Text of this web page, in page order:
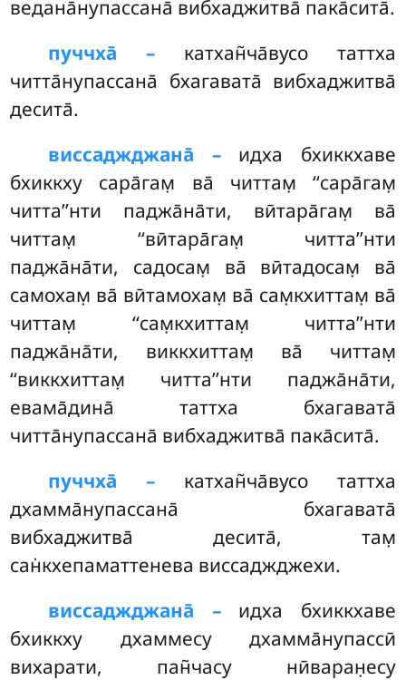
ведана̄нупассана̄ вибхаджитва̄ пака̄сита̄.
пуччха̄ –катхан̃ча̄вусо таттха
читта̄нупассана̄ бхагавата̄ вибхаджитва̄
десита̄.
виссаджджана̄ –идха бхиккхаве
бхиккху сара̄гам̣ ва̄ читтам̣ ‘‘сара̄гам̣
читта’’нти паджа̄на̄ти, вӣтара̄гам̣ ва̄
читтам̣ ‘‘вӣтара̄гам̣ читта’’нти
паджа̄на̄ти, садосам̣ ва̄ вӣтадосам̣ ва̄
самохам̣ ва̄ вӣтамохам̣ ва̄ сам̣кхиттам̣ ва̄
читтам̣ ‘‘сам̣кхиттам̣ читта’’нти
паджа̄на̄ти, виккхиттам̣ ва̄ читтам̣
‘‘виккхиттам̣ читта’’нти паджа̄на̄ти,
евама̄дина̄ таттха бхагавата̄
читта̄нупассана̄ вибхаджитва̄ пака̄сита̄.
пуччха̄ –катхан̃ча̄вусо таттха
дхамма̄нупассана̄ бхагавата̄
вибхаджитва̄ десита̄, там̣
сан̇кхепаматтенева виссаджджехи.
виссаджджана̄ –идха бхиккхаве
бхиккху дхаммесу дхамма̄нупассӣ
вихарати, пан̃часу нӣваран̣есу